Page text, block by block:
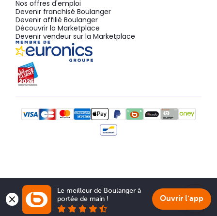
Nos offres d'emploi
Devenir franchisé Boulanger
Devenir affilié Boulanger
Découvrir la Marketplace
Devenir vendeur sur la Marketplace
Le meilleur de Boulanger à
portée de main !
Ouvrir l'app